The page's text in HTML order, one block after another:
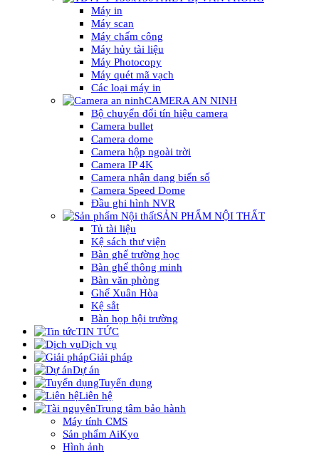
Máy in
Máy scan
Máy chấm công
Máy hủy tài liệu
Máy Photocopy
Máy quét mã vạch
Các loại máy in
CAMERA AN NINH
Bộ chuyển đổi tín hiệu camera
Camera bullet
Camera dome
Camera hộp ngoài trời
Camera IP 4K
Camera nhận dạng biển số
Camera Speed Dome
Đầu ghi hình NVR
SẢN PHẨM NỘI THẤT
Tủ tài liệu
Kệ sách thư viện
Bàn ghế trường học
Bàn ghế thông minh
Bàn văn phòng
Ghế Xuân Hòa
Kệ sắt
Bàn họp hội trường
TIN TỨC
Dịch vụ
Giải pháp
Dự án
Tuyển dụng
Liên hệ
Trung tâm bảo hành
Máy tính CMS
Sản phẩm AiKyo
Hình ảnh